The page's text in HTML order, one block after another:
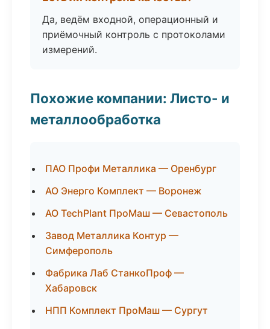
Да, ведём входной, операционный и
приёмочный контроль с протоколами
измерений.
Похожие компании: Листо- и
металлообработка
ПАО Профи Металлика — Оренбург
АО Энерго Комплект — Воронеж
АО TechPlant ПроМаш — Севастополь
Завод Металлика Контур —
Симферополь
Фабрика Лаб СтанкоПроф —
Хабаровск
НПП Комплект ПроМаш — Сургут